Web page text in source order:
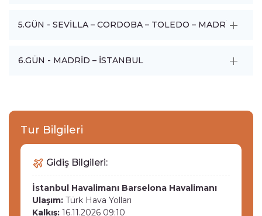
5.GÜN - SEVİLLA – CORDOBA – TOLEDO – MADRİD
6.GÜN - MADRİD – İSTANBUL
Tur Bilgileri
Gidiş Bilgileri:
İstanbul Havalimanı Barselona Havalimanı
Ulaşım: Türk Hava Yolları
Kalkış: 16.11.2026 09:10